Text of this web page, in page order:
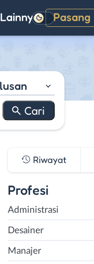
Pasang
Gelap
Riwayat
Profesi
Administrasi
Desainer
Manajer